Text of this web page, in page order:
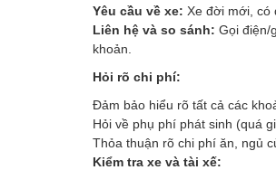
Yêu cầu về xe: Xe đời mới, có
Liên hệ và so sánh: Gọi điện/
khoản.
Hỏi rõ chi phí:
Đảm bảo hiểu rõ tất cả các
Hỏi về phụ phí phát sinh (quá
Thỏa thuận rõ chi phí ăn, ngủ
Kiểm tra xe và tài xế: